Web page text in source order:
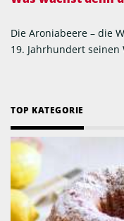
Die Aroniabeere – die
19. Jahrhundert seinen
TOP KATEGORIE